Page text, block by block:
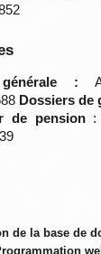
:
Dossiers de
de pension:
de la base de